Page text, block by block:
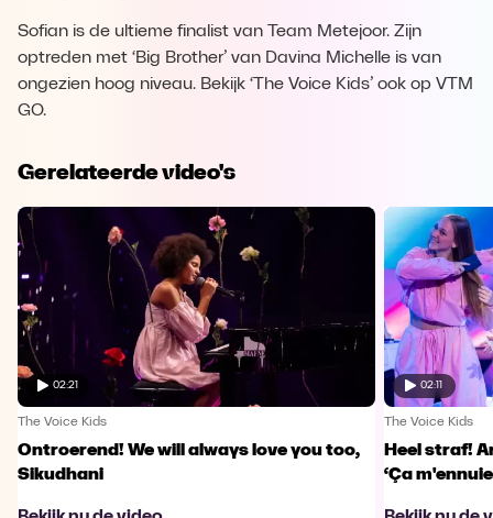
Sofian is de ultieme finalist van Team Metejoor. Zijn
optreden met ‘Big Brother’ van Davina Michelle is van
ongezien hoog niveau. Bekijk ‘The Voice Kids’ ook op VTM
GO.
Gerelateerde video's
02:21
The Voice Kids
Ontroerend! We will always love you too,
Sikudhani
02:11
The Voice Kids
Heel straf!
‘Ça